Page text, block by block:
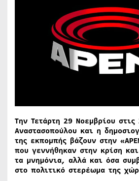
Την Τετάρτη 29 Νοεμβρίου
Αναστασοπούλου και η
της εκπομπής βάζουν στην
που γεννήθηκαν στην κρίση
τα μνημόνια, αλλά και όσα
στο πολιτικό στερέωμα της